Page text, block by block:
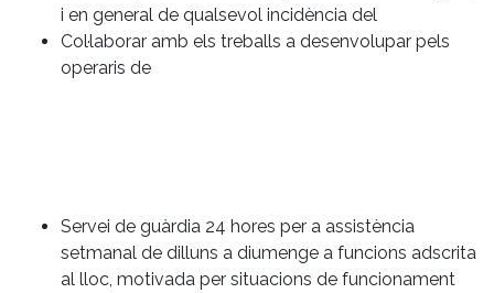
i en general de qualsevol incidència del
Col·laborar amb els treballs a desenvolupar pels
operaris de
Servei de guàrdia 24 hores per a assistència
setmanal de dilluns a diumenge a funcions adscrita
al lloc, motivada per situacions de funcionament